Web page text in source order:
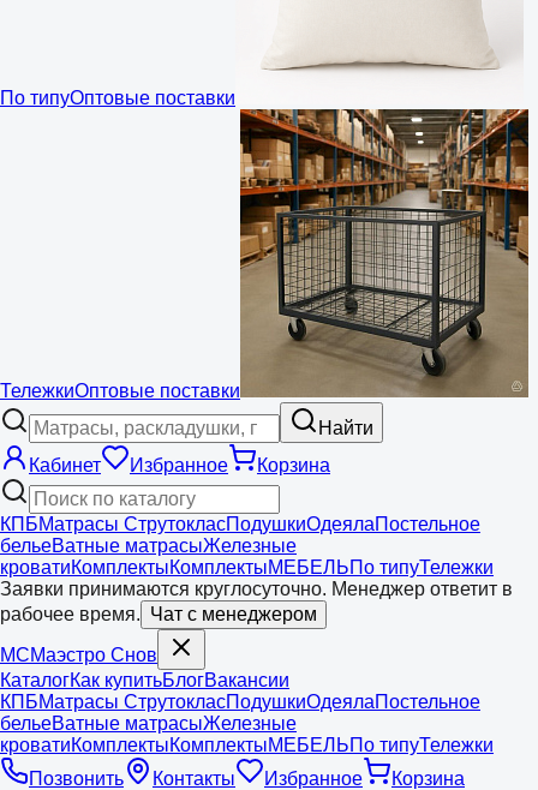
По типуОптовые поставки
ТележкиОптовые поставки
Найти
Кабинет
Избранное Корзина
КПБМатрасы СтрутокласПодушкиОдеялаПостельное
бельеВатные матрасыЖелезные
кроватиКомплектыКомплектыМЕБЕЛЬПо типуТележки
Заявки принимаются круглосуточно. Менеджер ответит в
рабочее время. Чат с менеджером
МСМаэстро Снов
КаталогКак купитьБлогВакансии
КПБМатрасы СтрутокласПодушкиОдеялаПостельное
бельеВатные матрасыЖелезные
кроватиКомплектыКомплектыМЕБЕЛЬПо типуТележки
Позвонить
Контакты Избранное
Корзина